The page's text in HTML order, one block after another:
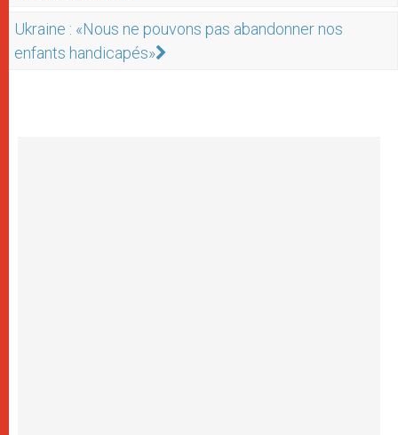
Ukraine : «Nous ne pouvons pas abandonner nos
enfants handicapés»